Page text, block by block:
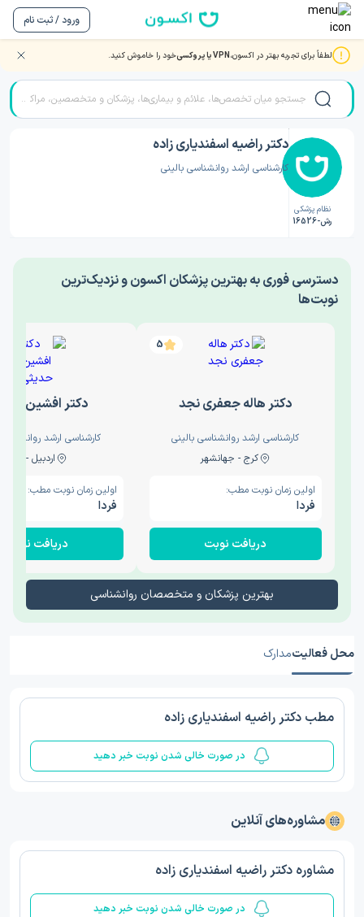
ورود / ثبت نام
لطفاً برای تجربه بهتر در اکسون،VPN یا پروکسی خود را خاموش کنید. صفحه اصلی/دکتر روانشناسی/دکتر راضیه اسفندیاری زاده
نظام پزشکی
رش-16526
دکتر راضیه اسفندیاری زاده
کارشناسی ارشد روانشناسی بالینی
‎دسترسی فوری به بهترین پزشکان اکسون و نزدیک‌ترین
نوبت‌ها
5
دکتر هاله جعفری نجد
کارشناسی ارشد روانشناسی بالینی
کرج - جهانشهر
اولین زمان نوبت مطب:
فردا
دریافت نوبت
دکتر افشین
کارشناسی ارشد
اردبیل - والی
اولین زمان نوبت مطب:
فردا
دریافت نوبت
بهترین پزشکان و متخصصان روانشناسی
محل فعالیتمدارک
مطب دکتر راضیه اسفندیاری زاده
در صورت خالی شدن نوبت خبر دهید
مشاوره‌های آنلاین
مشاوره دکتر راضیه اسفندیاری زاده
در صورت خالی شدن نوبت خبر دهید